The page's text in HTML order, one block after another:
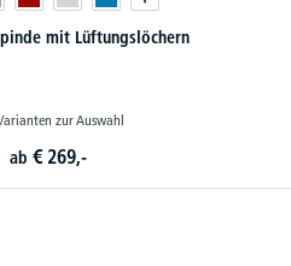
PROFI SYSTEM
zur Auswahl
ab € 269,-